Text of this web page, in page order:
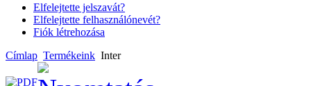
Elfelejtette jelszavát?
Elfelejtette felhasználónevét?
Fiók létrehozása
Címlap Termékeink Inter